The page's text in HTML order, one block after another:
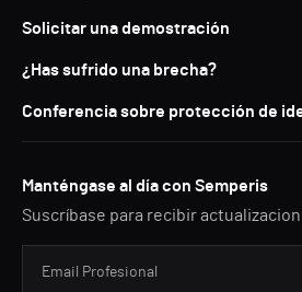
Solicitar una demostración
¿Has sufrido una brecha?
Conferencia sobre protección de
Manténgase al día con Semperis
Suscríbase para recibir